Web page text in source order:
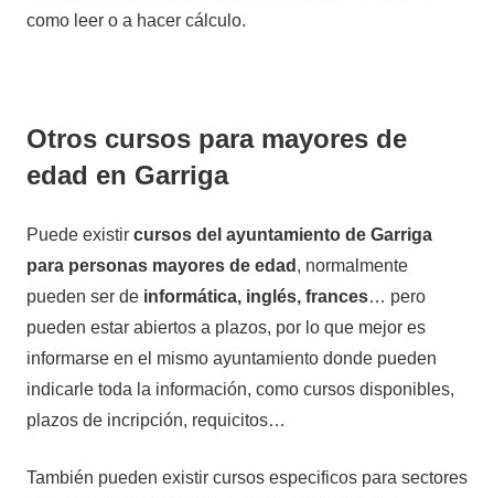
como leer o a hacer cálculo.
Otros cursos para mayores de
edad en Garriga
Puede existir cursos del ayuntamiento de Garriga
para personas mayores de edad , normalmente
pueden ser de informática, inglés, frances… pero
pueden estar abiertos a plazos, por lo que mejor es
informarse en el mismo ayuntamiento donde pueden
indicarle toda la información, como cursos disponibles,
plazos de incripción, requicitos…
También pueden existir cursos especificos para sectores